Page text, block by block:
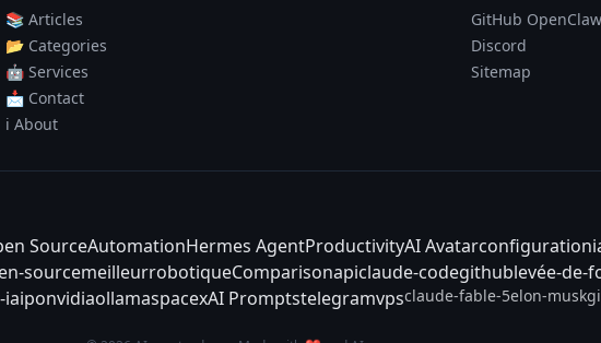
📚 Articles
📂 Categories
🤖 Services
📩 Contact
ℹ️ About
GitHub OpenClaw
Discord
Sitemap
SourceAutomationHermes AgentProductivityAI Avatarconfiguration
sourcemeilleurrobotiqueComparisonapiclaude-codegithublevée-de-
iaiponvidiaollamaspacexAI Promptstelegramvpsclaude-fable-5elon-musk